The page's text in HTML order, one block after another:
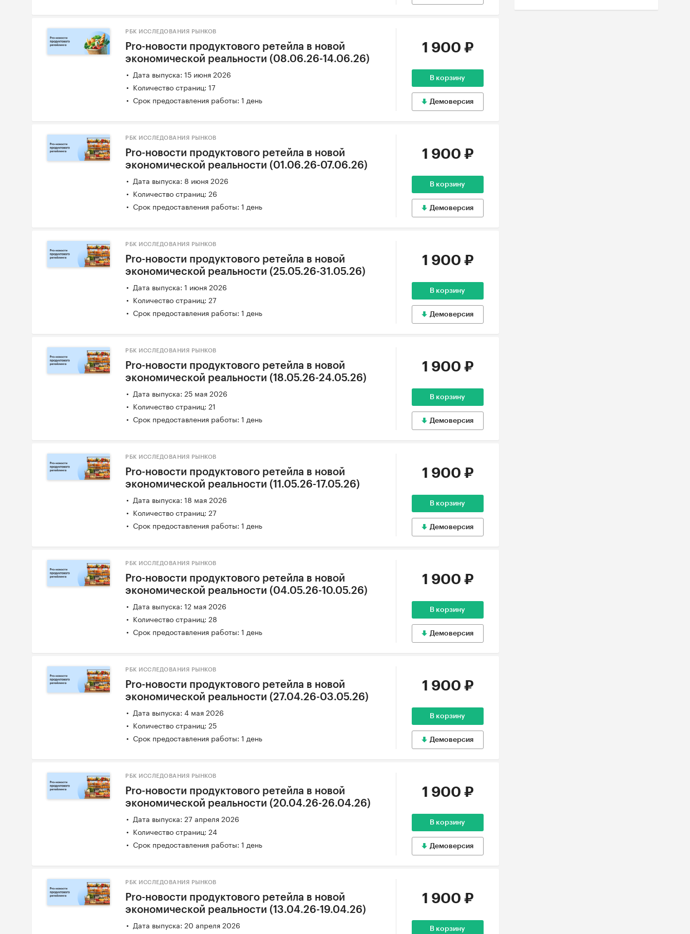
РБК ИССЛЕДОВАНИЯ РЫНКОВ
Pro-новости продуктового ретейла в новой
экономической реальности (08.06.26-14.06.26)
Дата выпуска: 15 июня 2026
Количество страниц: 17
Срок предоставления работы: 1 день
1 900 ₽
В корзину
Демоверсия
РБК ИССЛЕДОВАНИЯ РЫНКОВ
Pro-новости продуктового ретейла в новой
экономической реальности (01.06.26-07.06.26)
Дата выпуска: 8 июня 2026
Количество страниц: 26
Срок предоставления работы: 1 день
1 900 ₽
В корзину
Демоверсия
РБК ИССЛЕДОВАНИЯ РЫНКОВ
Pro-новости продуктового ретейла в новой
экономической реальности (25.05.26-31.05.26)
Дата выпуска: 1 июня 2026
Количество страниц: 27
Срок предоставления работы: 1 день
1 900 ₽
В корзину
Демоверсия
РБК ИССЛЕДОВАНИЯ РЫНКОВ
Pro-новости продуктового ретейла в новой
экономической реальности (18.05.26-24.05.26)
Дата выпуска: 25 мая 2026
Количество страниц: 21
Срок предоставления работы: 1 день
1 900 ₽
В корзину
Демоверсия
РБК ИССЛЕДОВАНИЯ РЫНКОВ
Pro-новости продуктового ретейла в новой
экономической реальности (11.05.26-17.05.26)
Дата выпуска: 18 мая 2026
Количество страниц: 27
Срок предоставления работы: 1 день
1 900 ₽
В корзину
Демоверсия
РБК ИССЛЕДОВАНИЯ РЫНКОВ
Pro-новости продуктового ретейла в новой
экономической реальности (04.05.26-10.05.26)
Дата выпуска: 12 мая 2026
Количество страниц: 28
Срок предоставления работы: 1 день
1 900 ₽
В корзину
Демоверсия
РБК ИССЛЕДОВАНИЯ РЫНКОВ
Pro-новости продуктового ретейла в новой
экономической реальности (27.04.26-03.05.26)
Дата выпуска: 4 мая 2026
Количество страниц: 25
Срок предоставления работы: 1 день
1 900 ₽
В корзину
Демоверсия
РБК ИССЛЕДОВАНИЯ РЫНКОВ
Pro-новости продуктового ретейла в новой
экономической реальности (20.04.26-26.04.26)
Дата выпуска: 27 апреля 2026
Количество страниц: 24
Срок предоставления работы: 1 день
1 900 ₽
В корзину
Демоверсия
РБК ИССЛЕДОВАНИЯ РЫНКОВ
Pro-новости продуктового ретейла в новой
экономической реальности (13.04.26-19.04.26)
Дата выпуска: 20 апреля 2026
1 900 ₽
В корзину